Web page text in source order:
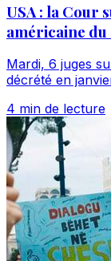
USA : la Cour
américaine
Mardi, 6 juges
décrété en
4 min de lecture